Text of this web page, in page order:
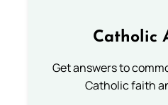
Catholic
Get answers to
Catholic faith